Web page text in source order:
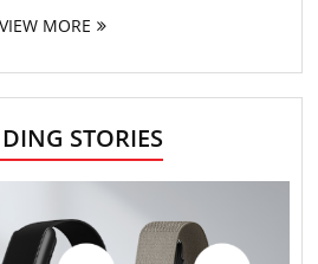
VIEW MORE
STORIES